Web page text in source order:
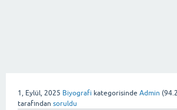
1, Eylül, 2025 Biyografi kategorisinde Admin (
tarafından soruldu